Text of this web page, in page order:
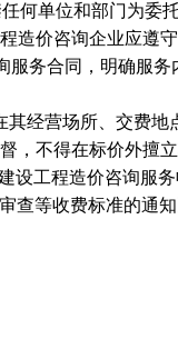
何单位和部门为委
造价咨询企业应遵
服务合同，明确服
经营场所、交费地
，不得在标价外擅立
设工程造价咨询服
查等收费标准的通